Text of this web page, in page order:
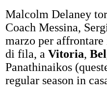
Malcolm Delaney
Coach Messina,
marzo per affrontare
di fila, a Vitoria,
Panathinaikos
regular season in